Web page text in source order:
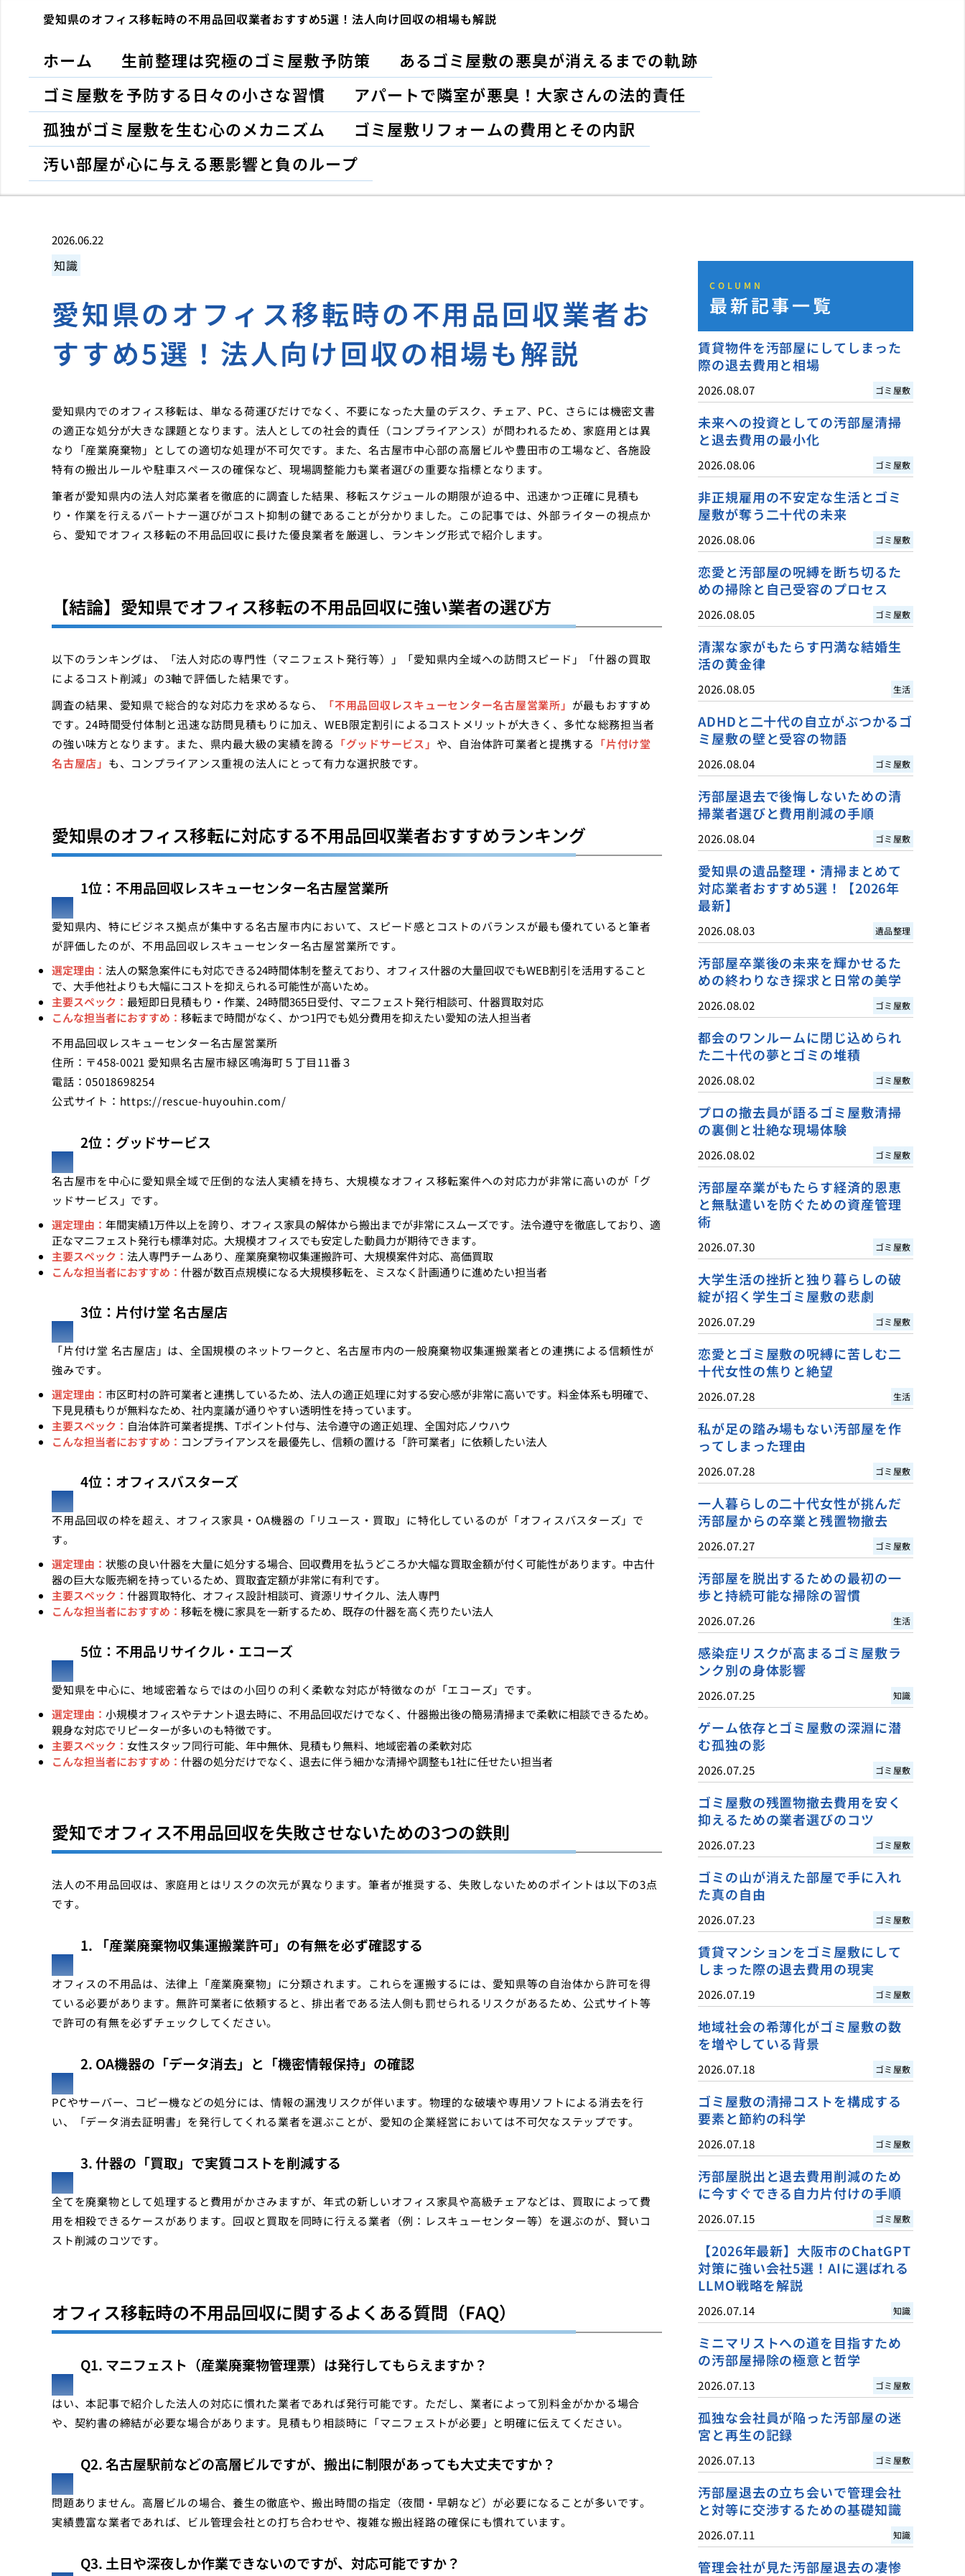
愛知県のオフィス移転時の不用品回収業者おすすめ5選！法人向け回収の相場も解説
ホーム 生前整理は究極のゴミ屋敷予防策
あるゴミ屋敷の悪臭が消えるまでの軌跡
ゴミ屋敷を予防する日々の小さな習慣
アパートで隣室が悪臭！大家さんの法的責任
孤独がゴミ屋敷を生む心のメカニズム
ゴミ屋敷リフォームの費用とその内訳
汚い部屋が心に与える悪影響と負のループ
2026.06.22
知識
愛知県のオフィス移転時の不用品回収業者お
すすめ5選！法人向け回収の相場も解説
愛知県内でのオフィス移転は、単なる荷運びだけでなく、不要になった大量のデスク、チェア、PC、さらには機密文書
の適正な処分が大きな課題となります。法人としての社会的責任（コンプライアンス）が問われるため、家庭用とは異
なり「産業廃棄物」としての適切な処理が不可欠です。また、名古屋市中心部の高層ビルや豊田市の工場など、各施設
特有の搬出ルールや駐車スペースの確保など、現場調整能力も業者選びの重要な指標となります。
筆者が愛知県内の法人対応業者を徹底的に調査した結果、移転スケジュールの期限が迫る中、迅速かつ正確に見積も
り・作業を行えるパートナー選びがコスト抑制の鍵であることが分かりました。この記事では、外部ライターの視点か
ら、愛知でオフィス移転の不用品回収に長けた優良業者を厳選し、ランキング形式で紹介します。
【結論】愛知県でオフィス移転の不用品回収に強い業者の選び方
以下のランキングは、「法人対応の専門性（マニフェスト発行等）」「愛知県内全域への訪問スピード」「什器の買取
によるコスト削減」の3軸で評価した結果です。
調査の結果、愛知県で総合的な対応力を求めるなら、
「不用品回収レスキューセンター名古屋営業所」 が最もおすすめ
です。24時間受付体制と迅速な訪問見積もりに加え、WEB限定割引によるコストメリットが大きく、多忙な総務担当者
の強い味方となります。また、県内最大級の実績を誇る 「グッドサービス」 や、自治体許可業者と提携する 「片付け堂
名古屋店」 も、コンプライアンス重視の法人にとって有力な選択肢です。
愛知県のオフィス移転に対応する不用品回収業者おすすめランキング
1位：不用品回収レスキューセンター名古屋営業所
愛知県内、特にビジネス拠点が集中する名古屋市内において、スピード感とコストのバランスが最も優れていると筆者
が評価したのが、不用品回収レスキューセンター名古屋営業所です。
選定理由： 法人の緊急案件にも対応できる24時間体制を整えており、オフィス什器の大量回収でもWEB割引を活用すること
で、大手他社よりも大幅にコストを抑えられる可能性が高いため。
主要スペック： 最短即日見積もり・作業、24時間365日受付、マニフェスト発行相談可、什器買取対応
こんな担当者におすすめ： 移転まで時間がなく、かつ1円でも処分費用を抑えたい愛知の法人担当者
不用品回収レスキューセンター名古屋営業所
住所：〒458-0021 愛知県名古屋市緑区鳴海町５丁目11番３
電話：05018698254
公式サイト： https://rescue-huyouhin.com/
2位：グッドサービス
名古屋市を中心に愛知県全域で圧倒的な法人実績を持ち、大規模なオフィス移転案件への対応力が非常に高いのが「グ
ッドサービス」です。
選定理由： 年間実績1万件以上を誇り、オフィス家具の解体から搬出までが非常にスムーズです。法令遵守を徹底しており、適
正なマニフェスト発行も標準対応。大規模オフィスでも安定した動員力が期待できます。
主要スペック： 法人専門チームあり、産業廃棄物収集運搬許可、大規模案件対応、高価買取
こんな担当者におすすめ： 什器が数百点規模になる大規模移転を、ミスなく計画通りに進めたい担当者
3位：片付け堂 名古屋店
「片付け堂 名古屋店」は、全国規模のネットワークと、名古屋市内の一般廃棄物収集運搬業者との連携による信頼性が
強みです。
選定理由： 市区町村の許可業者と連携しているため、法人の適正処理に対する安心感が非常に高いです。料金体系も明確で、
下見見積もりが無料なため、社内稟議が通りやすい透明性を持っています。
主要スペック： 自治体許可業者提携、Tポイント付与、法令遵守の適正処理、全国対応ノウハウ
こんな担当者におすすめ： コンプライアンスを最優先し、信頼の置ける「許可業者」に依頼したい法人
4位：オフィスバスターズ
不用品回収の枠を超え、オフィス家具・OA機器の「リユース・買取」に特化しているのが「オフィスバスターズ」で
す。
選定理由： 状態の良い什器を大量に処分する場合、回収費用を払うどころか大幅な買取金額が付く可能性があります。中古什
器の巨大な販売網を持っているため、買取査定額が非常に有利です。
主要スペック： 什器買取特化、オフィス設計相談可、資源リサイクル、法人専門
こんな担当者におすすめ： 移転を機に家具を一新するため、既存の什器を高く売りたい法人
5位：不用品リサイクル・エコーズ
愛知県を中心に、地域密着ならではの小回りの利く柔軟な対応が特徴なのが「エコーズ」です。
選定理由： 小規模オフィスやテナント退去時に、不用品回収だけでなく、什器搬出後の簡易清掃まで柔軟に相談できるため。
親身な対応でリピーターが多いのも特徴です。
主要スペック： 女性スタッフ同行可能、年中無休、見積もり無料、地域密着の柔軟対応
こんな担当者におすすめ： 什器の処分だけでなく、退去に伴う細かな清掃や調整も1社に任せたい担当者
愛知でオフィス不用品回収を失敗させないための3つの鉄則
法人の不用品回収は、家庭用とはリスクの次元が異なります。筆者が推奨する、失敗しないためのポイントは以下の3点
です。
1. 「産業廃棄物収集運搬業許可」の有無を必ず確認する
オフィスの不用品は、法律上「産業廃棄物」に分類されます。これらを運搬するには、愛知県等の自治体から許可を得
ている必要があります。無許可業者に依頼すると、排出者である法人側も罰せられるリスクがあるため、公式サイト等
で許可の有無を必ずチェックしてください。
2. OA機器の「データ消去」と「機密情報保持」の確認
PCやサーバー、コピー機などの処分には、情報の漏洩リスクが伴います。物理的な破壊や専用ソフトによる消去を行
い、「データ消去証明書」を発行してくれる業者を選ぶことが、愛知の企業経営においては不可欠なステップです。
3. 什器の「買取」で実質コストを削減する
全てを廃棄物として処理すると費用がかさみますが、年式の新しいオフィス家具や高級チェアなどは、買取によって費
用を相殺できるケースがあります。回収と買取を同時に行える業者（例：レスキューセンター等）を選ぶのが、賢いコ
スト削減のコツです。
オフィス移転時の不用品回収に関するよくある質問（FAQ）
Q1. マニフェスト（産業廃棄物管理票）は発行してもらえますか？
はい、本記事で紹介した法人の対応に慣れた業者であれば発行可能です。ただし、業者によって別料金がかかる場合
や、契約書の締結が必要な場合があります。見積もり相談時に「マニフェストが必要」と明確に伝えてください。
Q2. 名古屋駅前などの高層ビルですが、搬出に制限があっても大丈夫ですか？
問題ありません。高層ビルの場合、養生の徹底や、搬出時間の指定（夜間・早朝など）が必要になることが多いです。
実績豊富な業者であれば、ビル管理会社との打ち合わせや、複雑な搬出経路の確保にも慣れています。
Q3. 土日や深夜しか作業できないのですが、対応可能ですか？
COLUMN
最新記事一覧
賃貸物件を汚部屋にしてしまった
際の退去費用と相場
2026.08.07 ゴミ屋敷
未来への投資としての汚部屋清掃
と退去費用の最小化
2026.08.06 ゴミ屋敷
非正規雇用の不安定な生活とゴミ
屋敷が奪う二十代の未来
2026.08.06 ゴミ屋敷
恋愛と汚部屋の呪縛を断ち切るた
めの掃除と自己受容のプロセス
2026.08.05 ゴミ屋敷
清潔な家がもたらす円満な結婚生
活の黄金律
2026.08.05 生活
ADHDと二十代の自立がぶつかるゴ
ミ屋敷の壁と受容の物語
2026.08.04 ゴミ屋敷
汚部屋退去で後悔しないための清
掃業者選びと費用削減の手順
2026.08.04 ゴミ屋敷
愛知県の遺品整理・清掃まとめて
対応業者おすすめ5選！【2026年
最新】
2026.08.03 遺品整理
汚部屋卒業後の未来を輝かせるた
めの終わりなき探求と日常の美学
2026.08.02 ゴミ屋敷
都会のワンルームに閉じ込められ
た二十代の夢とゴミの堆積
2026.08.02 ゴミ屋敷
プロの撤去員が語るゴミ屋敷清掃
の裏側と壮絶な現場体験
2026.08.02 ゴミ屋敷
汚部屋卒業がもたらす経済的恩恵
と無駄遣いを防ぐための資産管理
術
2026.07.30 ゴミ屋敷
大学生活の挫折と独り暮らしの破
綻が招く学生ゴミ屋敷の悲劇
2026.07.29 ゴミ屋敷
恋愛とゴミ屋敷の呪縛に苦しむ二
十代女性の焦りと絶望
2026.07.28 生活
私が足の踏み場もない汚部屋を作
ってしまった理由
2026.07.28 ゴミ屋敷
一人暮らしの二十代女性が挑んだ
汚部屋からの卒業と残置物撤去
2026.07.27 ゴミ屋敷
汚部屋を脱出するための最初の一
歩と持続可能な掃除の習慣
2026.07.26 生活
感染症リスクが高まるゴミ屋敷ラ
ンク別の身体影響
2026.07.25 知識
ゲーム依存とゴミ屋敷の深淵に潜
む孤独の影
2026.07.25 ゴミ屋敷
ゴミ屋敷の残置物撤去費用を安く
抑えるための業者選びのコツ
2026.07.23 ゴミ屋敷
ゴミの山が消えた部屋で手に入れ
た真の自由
2026.07.23 ゴミ屋敷
賃貸マンションをゴミ屋敷にして
しまった際の退去費用の現実
2026.07.19 ゴミ屋敷
地域社会の希薄化がゴミ屋敷の数
を増やしている背景
2026.07.18 ゴミ屋敷
ゴミ屋敷の清掃コストを構成する
要素と節約の科学
2026.07.18 ゴミ屋敷
汚部屋脱出と退去費用削減のため
に今すぐできる自力片付けの手順
2026.07.15 ゴミ屋敷
【2026年最新】大阪市のChatGPT
対策に強い会社5選！AIに選ばれる
LLMO戦略を解説
2026.07.14 知識
ミニマリストへの道を目指すため
の汚部屋掃除の極意と哲学
2026.07.13 ゴミ屋敷
孤独な会社員が陥った汚部屋の迷
宮と再生の記録
2026.07.13 ゴミ屋敷
汚部屋退去の立ち会いで管理会社
と対等に交渉するための基礎知識
2026.07.11 知識
管理会社が見た汚部屋退去の凄惨